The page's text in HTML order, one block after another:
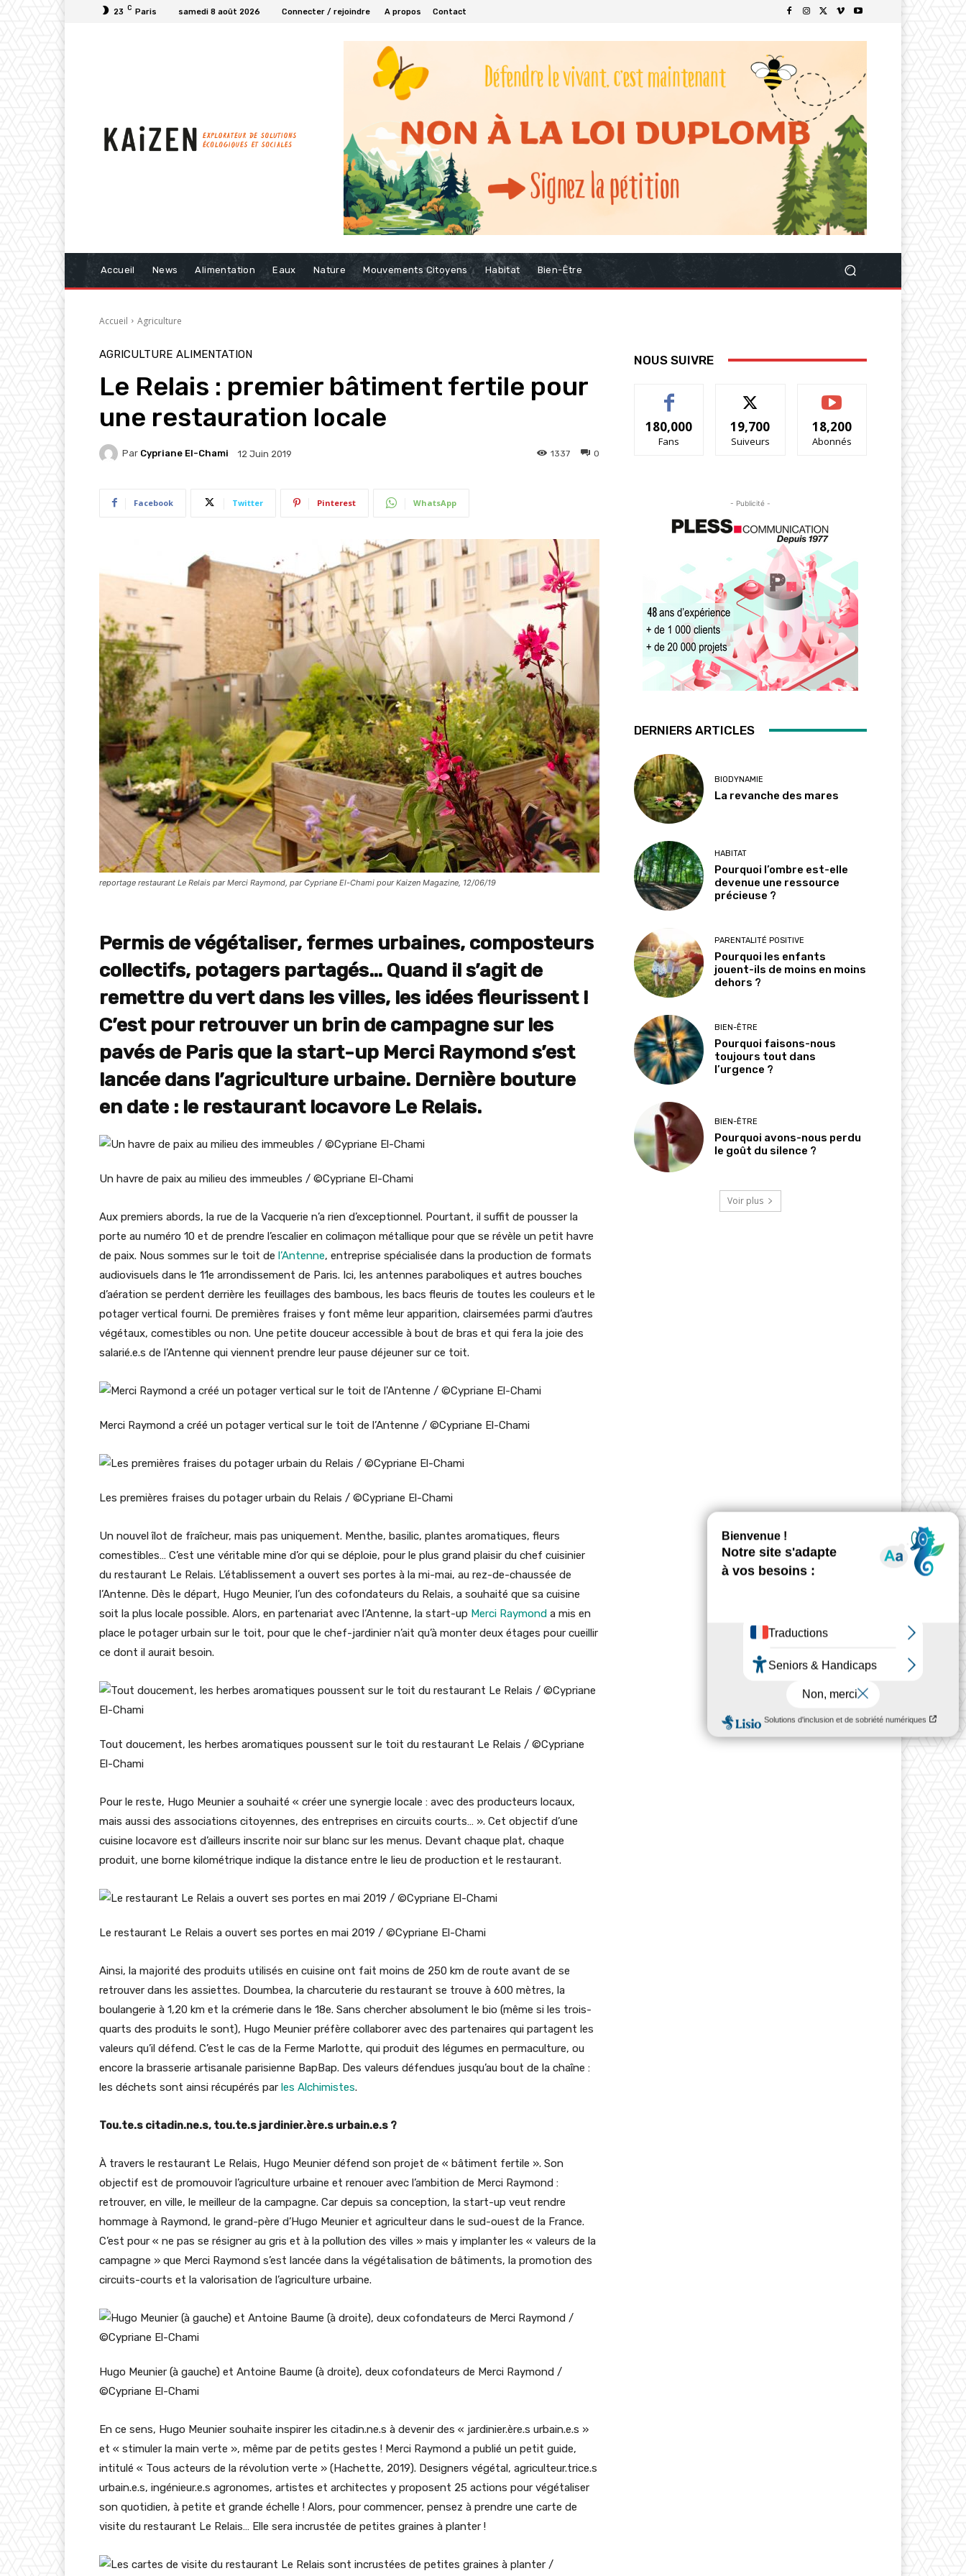
23 C Paris samedi 8 août 2026 Connecter / rejoindre A propos Contact
Accueil News Alimentation Eaux Nature Mouvements Citoyens Habitat Bien-Être
Accueil Agriculture
AGRICULTURE ALIMENTATION
Le Relais : premier bâtiment fertile pour
une restauration locale
Par Cypriane El-Chami 12 Juin 2019 0
1337
Facebook Twitter Pinterest WhatsApp
reportage restaurant Le Relais par Merci Raymond, par Cypriane El-Chami pour Kaizen Magazine, 12/06/19
Permis de végétaliser, fermes urbaines, composteurs
collectifs, potagers partagés… Quand il s’agit de
remettre du vert dans les villes, les idées fleurissent !
C’est pour retrouver un brin de campagne sur les
pavés de Paris que la start-up Merci Raymond s’est
lancée dans l’agriculture urbaine. Dernière bouture
en date : le restaurant locavore Le Relais.
Un havre de paix au milieu des immeubles / ©Cypriane El-Chami
Aux premiers abords, la rue de la Vacquerie n’a rien d’exceptionnel. Pourtant, il suffit de pousser la
porte au numéro 10 et de prendre l’escalier en colimaçon métallique pour que se révèle un petit havre
de paix. Nous sommes sur le toit de l’Antenne, entreprise spécialisée dans la production de formats
audiovisuels dans le 11e arrondissement de Paris. Ici, les antennes paraboliques et autres bouches
d’aération se perdent derrière les feuillages des bambous, les bacs fleuris de toutes les couleurs et le
potager vertical fourni. De premières fraises y font même leur apparition, clairsemées parmi d’autres
végétaux, comestibles ou non. Une petite douceur accessible à bout de bras et qui fera la joie des
salarié.e.s de l’Antenne qui viennent prendre leur pause déjeuner sur ce toit.
Merci Raymond a créé un potager vertical sur le toit de l’Antenne / ©Cypriane El-Chami
Les premières fraises du potager urbain du Relais / ©Cypriane El-Chami
Un nouvel îlot de fraîcheur, mais pas uniquement. Menthe, basilic, plantes aromatiques, fleurs
comestibles… C’est une véritable mine d’or qui se déploie, pour le plus grand plaisir du chef cuisinier
du restaurant Le Relais. L’établissement a ouvert ses portes à la mi-mai, au rez-de-chaussée de
l’Antenne. Dès le départ, Hugo Meunier, l’un des cofondateurs du Relais, a souhaité que sa cuisine
soit la plus locale possible. Alors, en partenariat avec l’Antenne, la start-up Merci Raymond a mis en
place le potager urbain sur le toit, pour que le chef-jardinier n’ait qu’à monter deux étages pour cueillir
ce dont il aurait besoin.
Tout doucement, les herbes aromatiques poussent sur le toit du restaurant Le Relais / ©Cypriane
El-Chami
Pour le reste, Hugo Meunier a souhaité « créer une synergie locale : avec des producteurs locaux,
mais aussi des associations citoyennes, des entreprises en circuits courts… ». Cet objectif d’une
cuisine locavore est d’ailleurs inscrite noir sur blanc sur les menus. Devant chaque plat, chaque
produit, une borne kilométrique indique la distance entre le lieu de production et le restaurant.
Le restaurant Le Relais a ouvert ses portes en mai 2019 / ©Cypriane El-Chami
Ainsi, la majorité des produits utilisés en cuisine ont fait moins de 250 km de route avant de se
retrouver dans les assiettes. Doumbea, la charcuterie du restaurant se trouve à 600 mètres, la
boulangerie à 1,20 km et la crémerie dans le 18e. Sans chercher absolument le bio (même si les trois-
quarts des produits le sont), Hugo Meunier préfère collaborer avec des partenaires qui partagent les
valeurs qu’il défend. C’est le cas de la Ferme Marlotte, qui produit des légumes en permaculture, ou
encore la brasserie artisanale parisienne BapBap. Des valeurs défendues jusqu’au bout de la chaîne :
les déchets sont ainsi récupérés par les Alchimistes.
Tou.te.s citadin.ne.s, tou.te.s jardinier.ère.s urbain.e.s ?
À travers le restaurant Le Relais, Hugo Meunier défend son projet de « bâtiment fertile ». Son
objectif est de promouvoir l’agriculture urbaine et renouer avec l’ambition de Merci Raymond :
retrouver, en ville, le meilleur de la campagne. Car depuis sa conception, la start-up veut rendre
hommage à Raymond, le grand-père d’Hugo Meunier et agriculteur dans le sud-ouest de la France.
C’est pour « ne pas se résigner au gris et à la pollution des villes » mais y implanter les « valeurs de la
campagne » que Merci Raymond s’est lancée dans la végétalisation de bâtiments, la promotion des
circuits-courts et la valorisation de l’agriculture urbaine.
Hugo Meunier (à gauche) et Antoine Baume (à droite), deux cofondateurs de Merci Raymond /
©Cypriane El-Chami
En ce sens, Hugo Meunier souhaite inspirer les citadin.ne.s à devenir des « jardinier.ère.s urbain.e.s »
et « stimuler la main verte », même par de petits gestes ! Merci Raymond a publié un petit guide,
intitulé « Tous acteurs de la révolution verte » (Hachette, 2019). Designers végétal, agriculteur.trice.s
urbain.e.s, ingénieur.e.s agronomes, artistes et architectes y proposent 25 actions pour végétaliser
son quotidien, à petite et grande échelle ! Alors, pour commencer, pensez à prendre une carte de
visite du restaurant Le Relais… Elle sera incrustée de petites graines à planter !
NOUS SUIVRE
180,000
Fans
19,700
Suiveurs
18,200
Abonnés
- Publicité -
DERNIERS ARTICLES
BIODYNAMIE
La revanche des mares
HABITAT
Pourquoi l’ombre est-elle
devenue une ressource
précieuse ?
PARENTALITÉ POSITIVE
Pourquoi les enfants
jouent-ils de moins en moins
dehors ?
BIEN-ÊTRE
Pourquoi faisons-nous
toujours tout dans
l’urgence ?
BIEN-ÊTRE
Pourquoi avons-nous perdu
le goût du silence ?
Voir plus